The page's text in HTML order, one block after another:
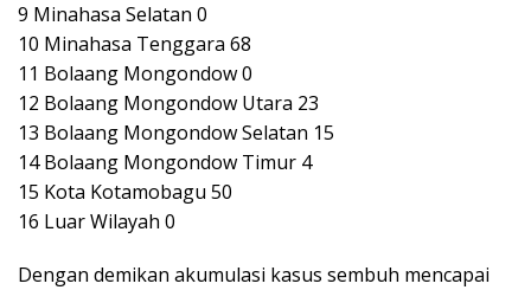
9 Minahasa Selatan 0
10 Minahasa Tenggara 68
11 Bolaang Mongondow 0
12 Bolaang Mongondow Utara 23
13 Bolaang Mongondow Selatan 15
14 Bolaang Mongondow Timur 4
15 Kota Kotamobagu 50
16 Luar Wilayah 0
Dengan demikan akumulasi kasus sembuh mencapai